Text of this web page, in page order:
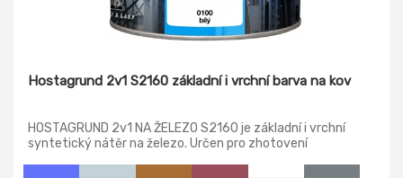
Hostagrund 2v1 S2160 základní i vrchní barva na kov
HOSTAGRUND 2v1 NA ŽELEZO S2160 je základní i vrchní
syntetický nátěr na železo. Určen pro zhotovení